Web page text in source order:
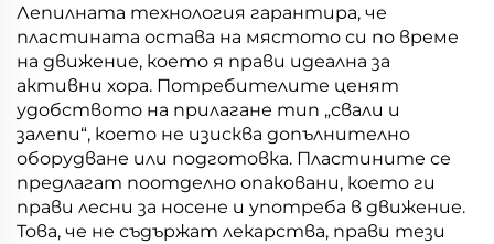
Лепилната технология гарантира, че
пластината остава на мястото си по време
на движение, което я прави идеална за
активни хора. Потребителите ценят
удобството на прилагане тип „свали и
залепи“, което не изисква допълнително
оборудване или подготовка. Пластините се
предлагат поотделно опаковани, което ги
прави лесни за носене и употреба в движение.
Това, че не съдържат лекарства, прави тези